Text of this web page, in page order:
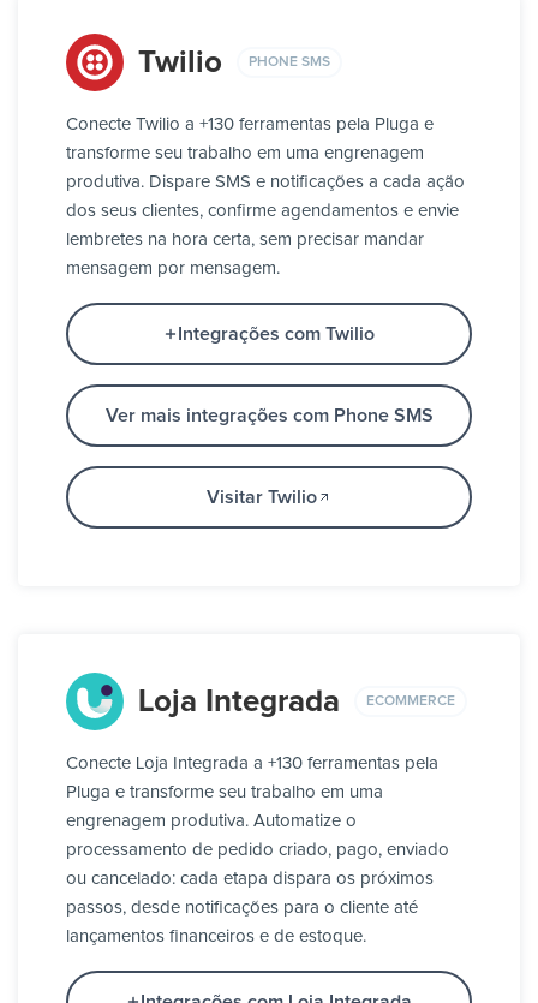
Twilio PHONE SMS
Conecte Twilio a +130 ferramentas pela Pluga e
transforme seu trabalho em uma engrenagem
produtiva. Dispare SMS e notificações a cada ação
dos seus clientes, confirme agendamentos e envie
lembretes na hora certa, sem precisar mandar
mensagem por mensagem.
Integrações com Twilio
Ver mais integrações com Phone SMS
Visitar Twilio
Loja Integrada ECOMMERCE
Conecte Loja Integrada a +130 ferramentas pela
Pluga e transforme seu trabalho em uma
engrenagem produtiva. Automatize o
processamento de pedido criado, pago, enviado
ou cancelado: cada etapa dispara os próximos
passos, desde notificações para o cliente até
lançamentos financeiros e de estoque.